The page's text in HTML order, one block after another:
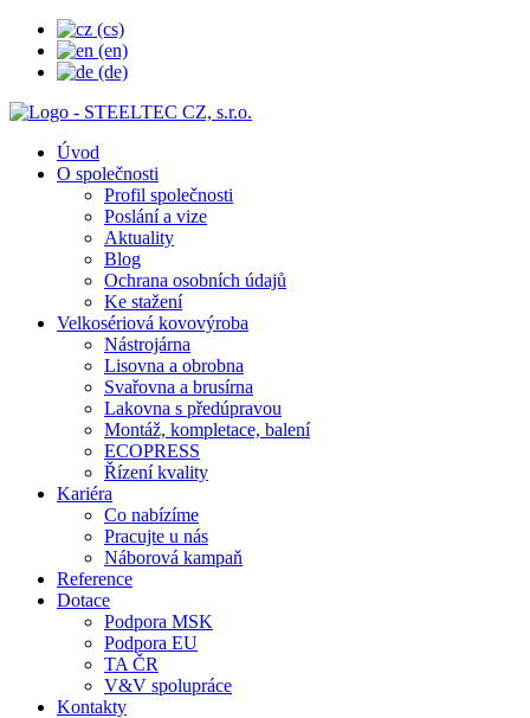
Úvod
O společnosti
Profil společnosti
Poslání a vize
Aktuality
Blog
Ochrana osobních údajů
Ke stažení
Velkosériová kovovýroba
Nástrojárna
Lisovna a obrobna
Svařovna a brusírna
Lakovna s předúpravou
Montáž, kompletace, balení
ECOPRESS
Řízení kvality
Kariéra
Co nabízíme
Pracujte u nás
Náborová kampaň
Reference
Dotace
Podpora MSK
Podpora EU
TA ČR
V&V spolupráce
Kontakty